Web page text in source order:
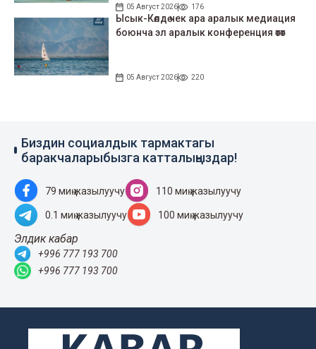
05 Август 2026 176
Ысык-Көлдө чек ара аралык медиация
боюнча эл аралык конференция өтөт
05 Август 2026 220
Биздин социалдык тармактагы
баракчаларыбызга катталыңыздар!
79 миң жазылуучу 110 миң жазылуучу
0.1 миң жазылуучу 100 миң жазылуучу
Элдик кабар
+996 777 193 700
+996 777 193 700